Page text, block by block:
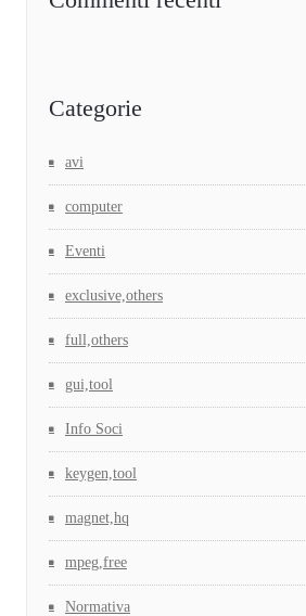
Categorie
avi
computer
Eventi
exclusive,others
full,others
gui,tool
Info Soci
keygen,tool
magnet,hq
mpeg,free
Normativa